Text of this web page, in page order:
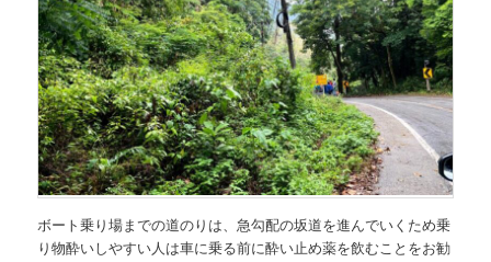
ボート乗り場までの道のりは、急勾配の坂道を進んでいくため乗
り物酔いしやすい人は車に乗る前に酔い止め薬を飲むことをお勧